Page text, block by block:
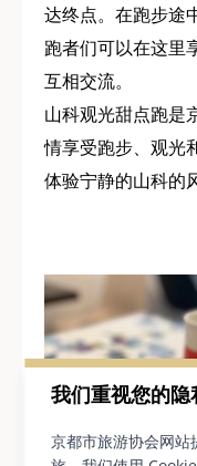
我们重视您的隐
京都市旅游协会网站
达终点。在跑步途
跑者们可以在这里
互相交流。
山科观光甜点跑是
情享受跑步、观光
体验宁静的山科的